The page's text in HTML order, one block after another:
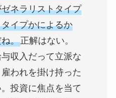
ネラリストタイプ
イプかによるか
。正解はない。
収入だって立派な
われを掛け持った
投資に焦点を当て